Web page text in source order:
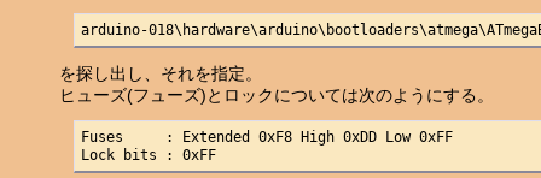
arduino-
を探し出し、それを指定。
ヒューズ(フューズ)とロックについては次のようにする。
Fuses     : Extended 0xF8 High 0xDD Low 0xFF
Lock bits : 0xFF